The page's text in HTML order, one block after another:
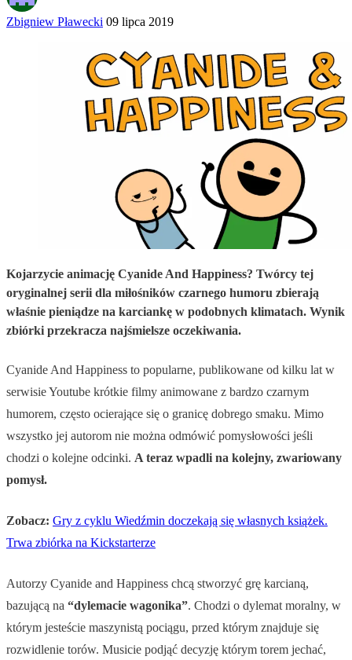
Zbigniew Pławecki 09 lipca 2019
Kojarzycie animację Cyanide And Happiness? Twórcy tej
oryginalnej serii dla miłośników czarnego humoru zbierają
właśnie pieniądze na karciankę w podobnych klimatach. Wynik
zbiórki przekracza najśmielsze oczekiwania.
Cyanide And Happiness to popularne, publikowane od kilku lat w
serwisie Youtube krótkie filmy animowane z bardzo czarnym
humorem, często ocierające się o granicę dobrego smaku. Mimo
wszystko jej autorom nie można odmówić pomysłowości jeśli
chodzi o kolejne odcinki. A teraz wpadli na kolejny, zwariowany
pomysł.
Zobacz: Gry z cyklu Wiedźmin doczekają się własnych książek.
Trwa zbiórka na Kickstarterze
Autorzy Cyanide and Happiness chcą stworzyć grę karcianą,
bazującą na “dylemacie wagonika”. Chodzi o dylemat moralny, w
którym jesteście maszynistą pociągu, przed którym znajduje się
rozwidlenie torów. Musicie podjąć decyzję którym torem jechać,